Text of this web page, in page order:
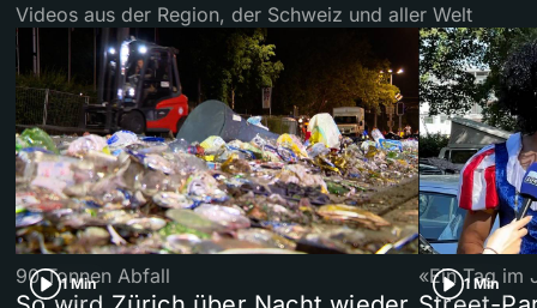
Videos aus der Region, der Schweiz und aller Welt
1 Min
90 Tonnen Abfall 1 Min
«Ein Tag im